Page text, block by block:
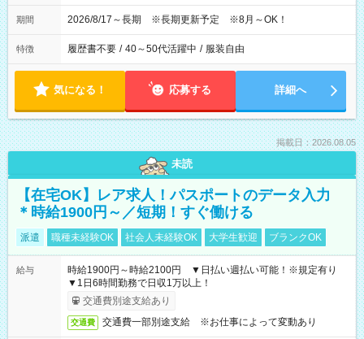
期間 2026/8/17～長期 ※長期更新予定 ※8月～OK！
特徴 履歴書不要 / 40～50代活躍中 / 服装自由
気になる！ 応募する 詳細へ
掲載日：2026.08.05
未読
【在宅OK】レア求人！パスポートのデータ入力
＊時給1900円～／短期！すぐ働ける
派遣 職種未経験OK 社会人未経験OK 大学生歓迎 ブランクOK
給与
時給1900円～時給2100円 ▼日払い週払い可能！※規定有り
▼1日6時間勤務で日収1万以上！
交通費別途支給あり
交通費 交通費一部別途支給 ※お仕事によって変動あり